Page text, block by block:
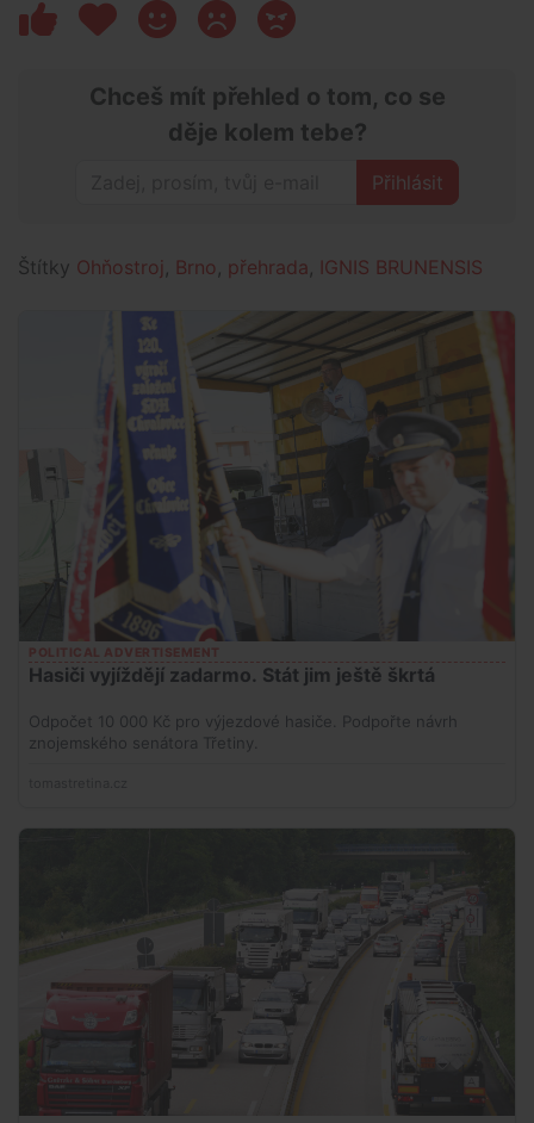
Chceš mít přehled o tom, co se
děje kolem tebe?
Přihlásit
Štítky Ohňostroj Brno přehrada IGNIS BRUNENSIS